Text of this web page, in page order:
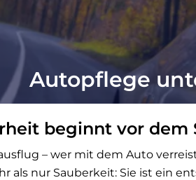
Autopflege
beginnt vor dem
– wer mit dem Auto
nur Sauberkeit: Sie ist ein